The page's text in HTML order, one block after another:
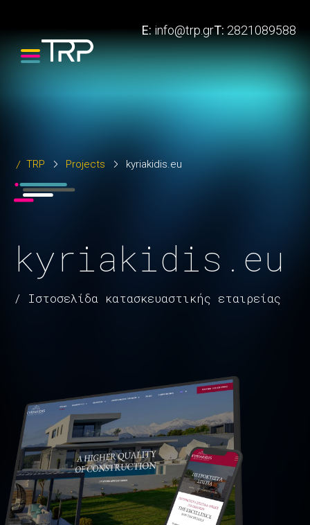
E: info@trp.grT: 2821089588
TRP Projects kyriakidis.eu
kyriakidis.eu
/ Ιστοσελίδα κατασκευαστικής εταιρείας